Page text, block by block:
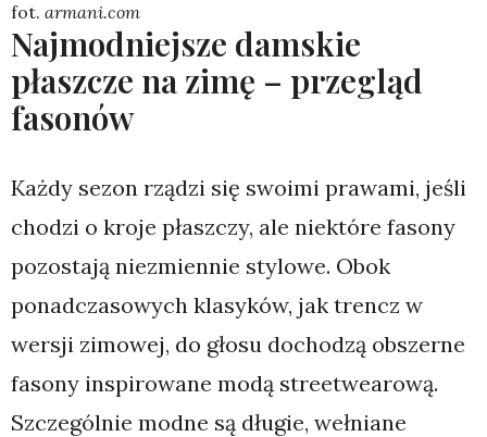
fot. armani.com
Najmodniejsze damskie
płaszcze na zimę – przegląd
fasonów
Każdy sezon rządzi się swoimi prawami, jeśli
chodzi o kroje płaszczy, ale niektóre fasony
pozostają niezmiennie stylowe. Obok
ponadczasowych klasyków, jak trencz w
wersji zimowej, do głosu dochodzą obszerne
fasony inspirowane modą streetwearową.
Szczególnie modne są długie, wełniane